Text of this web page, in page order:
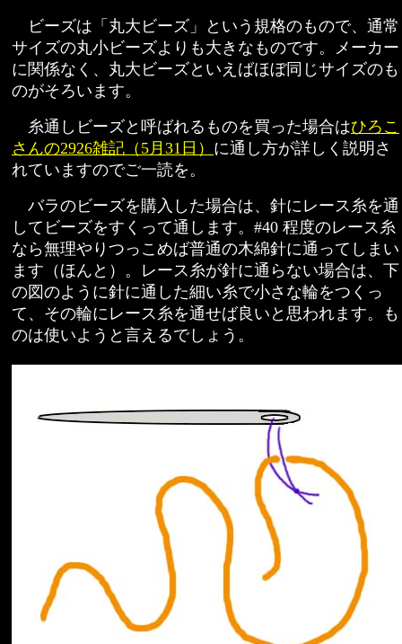
ビーズは「丸大ビーズ」という規格のもので、通常
サイズの丸小ビーズよりも大きなものです。メーカー
に関係なく、丸大ビーズといえばほぼ同じサイズのも
のがそろいます。
糸通しビーズと呼ばれるものを買った場合はひろこ
さんの2926雑記（5月31日） に通し方が詳しく説明さ
れていますのでご一読を。
バラのビーズを購入した場合は、針にレース糸を通
してビーズをすくって通します。#40 程度のレース糸
なら無理やりつっこめば普通の木綿針に通ってしまい
ます（ほんと）。レース糸が針に通らない場合は、下
の図のように針に通した細い糸で小さな輪をつくっ
て、その輪にレース糸を通せば良いと思われます。も
のは使いようと言えるでしょう。